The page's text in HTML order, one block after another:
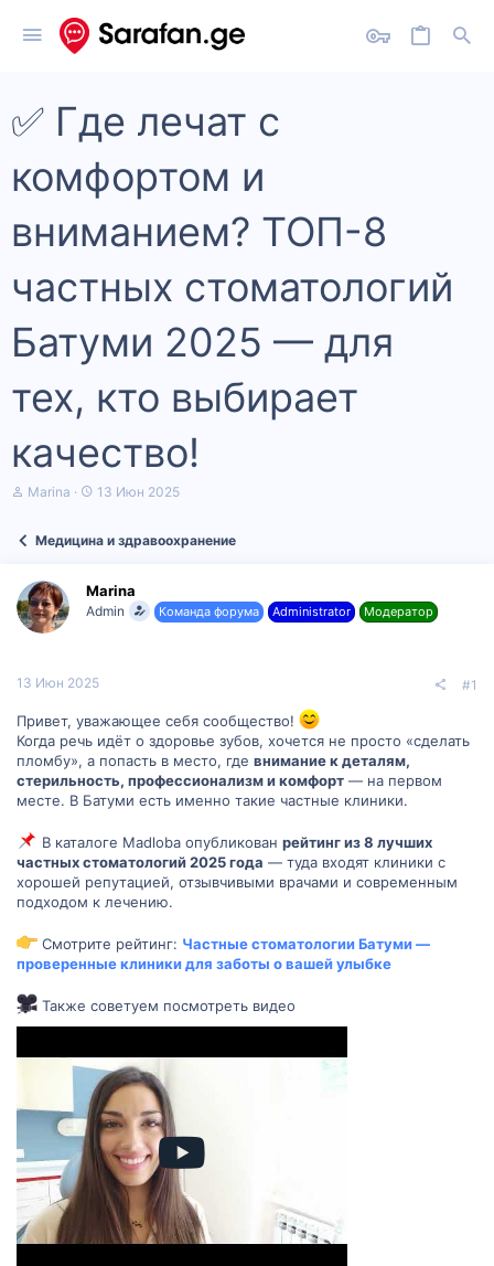
✅ Где лечат с
комфортом и
вниманием? ТОП-8
частных стоматологий
Батуми 2025 — для
тех, кто выбирает
качество!
А
т
е
м
ы
Marina
Д
а
ч
а
13 Июн 2025
Медицина и здравоохранение
Marina
Admin Команда форума Administrator Модератор
13 Июн 2025 #1
Привет, уважающее себя сообщество!
Когда речь идёт о здоровье зубов, хочется не просто «сделать
пломбу», а попасть в место, где внимание к деталям,
стерильность, профессионализм и комфорт — на первом
месте. В Батуми есть именно такие частные клиники.
В каталоге Madloba опубликованрейтинг из 8 лучших
частных стоматологий 2025 года — туда входят клиники с
хорошей репутацией, отзывчивыми врачами и современным
подходом к лечению.
Смотрите рейтинг: Частные стоматологии Батуми —
проверенные клиники для заботы о вашей улыбке
Также советуем посмотреть видео